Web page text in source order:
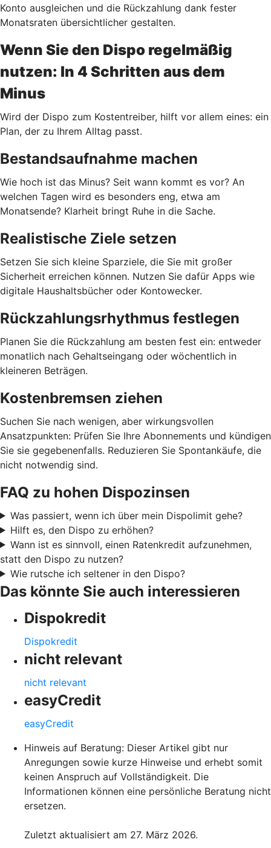
Konto ausgleichen und die Rückzahlung dank fester
Monatsraten übersichtlicher gestalten.
Wenn Sie den Dispo regelmäßig
nutzen: In 4 Schritten aus dem
Minus
Wird der Dispo zum Kostentreiber, hilft vor allem eines: ein
Plan, der zu Ihrem Alltag passt.
Bestandsaufnahme machen
Wie hoch ist das Minus? Seit wann kommt es vor? An
welchen Tagen wird es besonders eng, etwa am
Monatsende? Klarheit bringt Ruhe in die Sache.
Realistische Ziele setzen
Setzen Sie sich kleine Sparziele, die Sie mit großer
Sicherheit erreichen können. Nutzen Sie dafür Apps wie
digitale Haushaltsbücher oder Kontowecker.
Rückzahlungsrhythmus festlegen
Planen Sie die Rückzahlung am besten fest ein: entweder
monatlich nach Gehaltseingang oder wöchentlich in
kleineren Beträgen.
Kostenbremsen ziehen
Suchen Sie nach wenigen, aber wirkungsvollen
Ansatzpunkten: Prüfen Sie Ihre Abonnements und kündigen
Sie sie gegebenenfalls. Reduzieren Sie Spontankäufe, die
nicht notwendig sind.
FAQ zu hohen Dispozinsen
Was passiert, wenn ich über mein Dispolimit gehe?
Hilft es, den Dispo zu erhöhen?
Wann ist es sinnvoll, einen Ratenkredit aufzunehmen,
statt den Dispo zu nutzen?
Wie rutsche ich seltener in den Dispo?
Das könnte Sie auch interessieren
Dispokredit
Dispokredit
nicht relevant
nicht relevant
easyCredit
easyCredit
Hinweis auf Beratung: Dieser Artikel gibt nur
Anregungen sowie kurze Hinweise und erhebt somit
keinen Anspruch auf Vollständigkeit. Die
Informationen können eine persönliche Beratung nicht
ersetzen.
Zuletzt aktualisiert am 27. März 2026.